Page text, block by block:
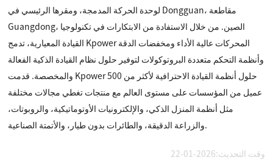
لوحدة الحركة المدمجة، ومقرها الرئيسي في Dongguan، مقاطعة
Guangdong، الصين. من خلال الاستفادة من الابتكارات في تكنولوجيا
القيادة المعيارية، تدمج Kpower المحركات عالية الأداء ومخفضات الدقة
وأنظمة التحكم متعددة البروتوكولات لتوفير حلول نظام القيادة الذكية الفعالة
والمخصصة. قدمت Kpower حلول أنظمة القيادة الاحترافية لأكثر من 500
عميل من المؤسسات على مستوى العالم مع منتجات تغطي مجالات مختلفة
مثل أنظمة المنزل الذكي، والإلكترونيات الأوتوماتيكية، والروبوتات،
والزراعة الدقيقة، والطائرات بدون طيار، والأتمتة الصناعية.
وقت التحديث:2026-01-22